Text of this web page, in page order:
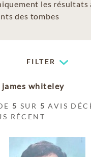
les résultats
des tombes
FILTER
james whiteley
5 SUR 5 AVIS
RÉCENT